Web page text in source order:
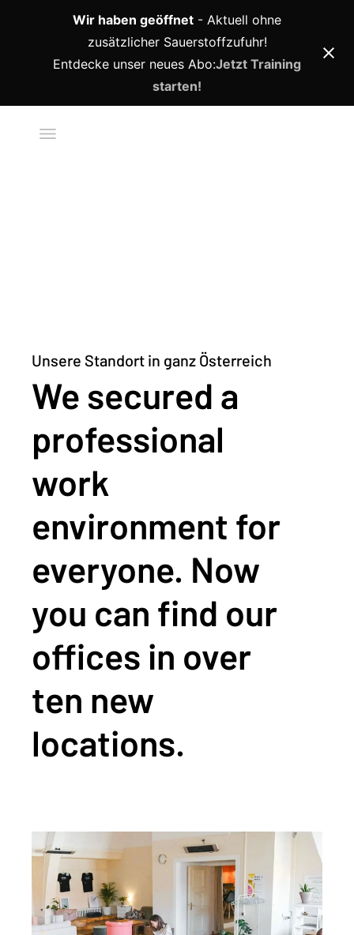
Wir haben geöffnet - Aktuell ohne
zusätzlicher Sauerstoffzufuhr!
Entdecke unser neues Abo:Jetzt Training
starten!
Unsere Standort in ganz Österreich
We secured a
professional
work
environment for
everyone. Now
you can find our
offices in over
ten new
locations.